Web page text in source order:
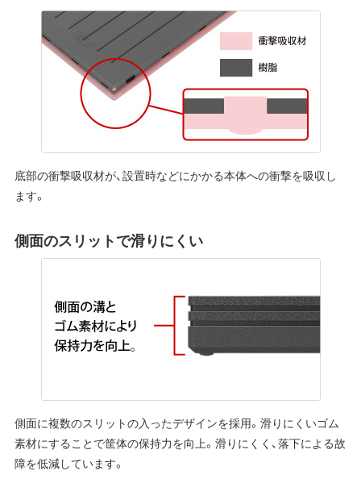
底部の衝撃吸収材が、設置時などにかかる本体への衝撃を吸収し
ます。
側面のスリットで滑りにくい
側面に複数のスリットの入ったデザインを採用。滑りにくいゴム
素材にすることで筐体の保持力を向上。滑りにくく、落下による故
障を低減しています。